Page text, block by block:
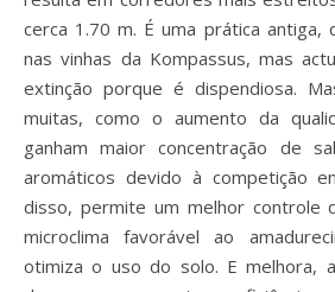
cerca 1.70 m. É uma prática antiga,
nas vinhas da Kompassus, mas
extinção porque é dispendiosa.
muitas, como o aumento da
ganham maior concentração de
aromáticos devido à competição
disso, permite um melhor controle
microclima favorável ao
otimiza o uso do solo. E melhora,